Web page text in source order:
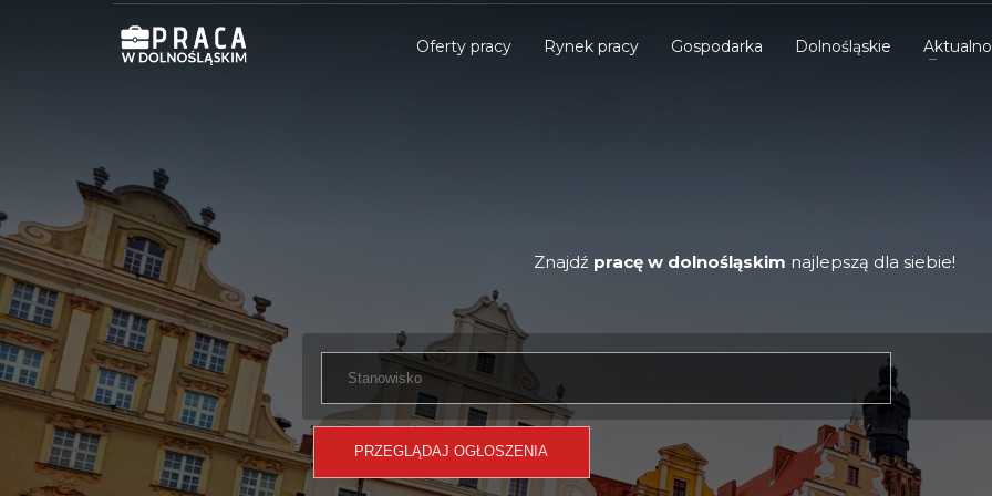
Oferty pracy Rynek pracy Gospodarka Dolnośląskie
Znajdź pracę w dolnośląskim najlepszą dla siebie!